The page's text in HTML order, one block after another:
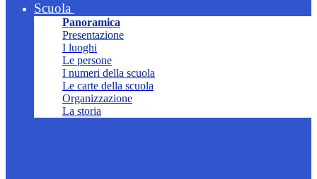
Scuola
Panoramica
Presentazione
I luoghi
Le persone
I numeri della scuola
Le carte della scuola
Organizzazione
La storia